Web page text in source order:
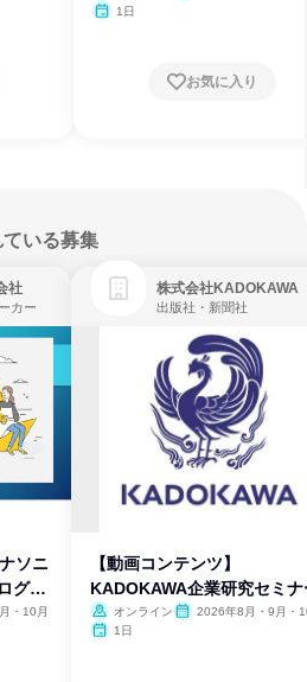
1日
お気に入り
いる募集
社
カー
ソニ
グラ
・10月
株式会社KADOKAWA
出版社・新聞社
【動画コンテンツ】
KADOKAWA企業研究セミナ
オンライン
2026年8月・9月・
1日